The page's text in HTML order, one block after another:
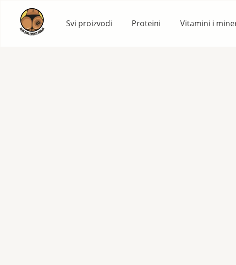
content
Svi proizvodi Proteini Vitamini i